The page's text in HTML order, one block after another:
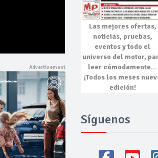
Las mejores ofertas,
noticias, pruebas,
eventosy todo el
universo del motor,
leer cómodamente…
¡Todos los meses
edición!
Síguenos